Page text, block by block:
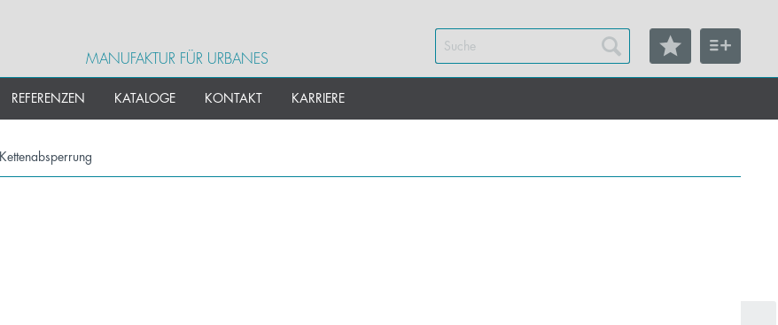
MANUFAKTUR FÜR URBANES
REFERENZEN KATALOGE KONTAKT KARRIERE
Kettenabsperrung